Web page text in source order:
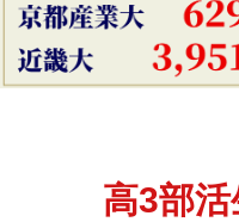
高3部活